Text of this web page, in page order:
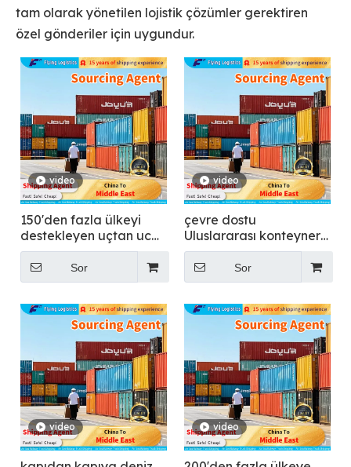
tam olarak yönetilen lojistik çözümler gerektiren
özel gönderiler için uygundur.
video
150'den fazla ülkeyi
destekleyen uçtan uca
sınır ötesi lojistik - Uçma
Sor
video
çevre dostu
Uluslararası konteyner
taşımacılığı - Uçan
Sor
video video